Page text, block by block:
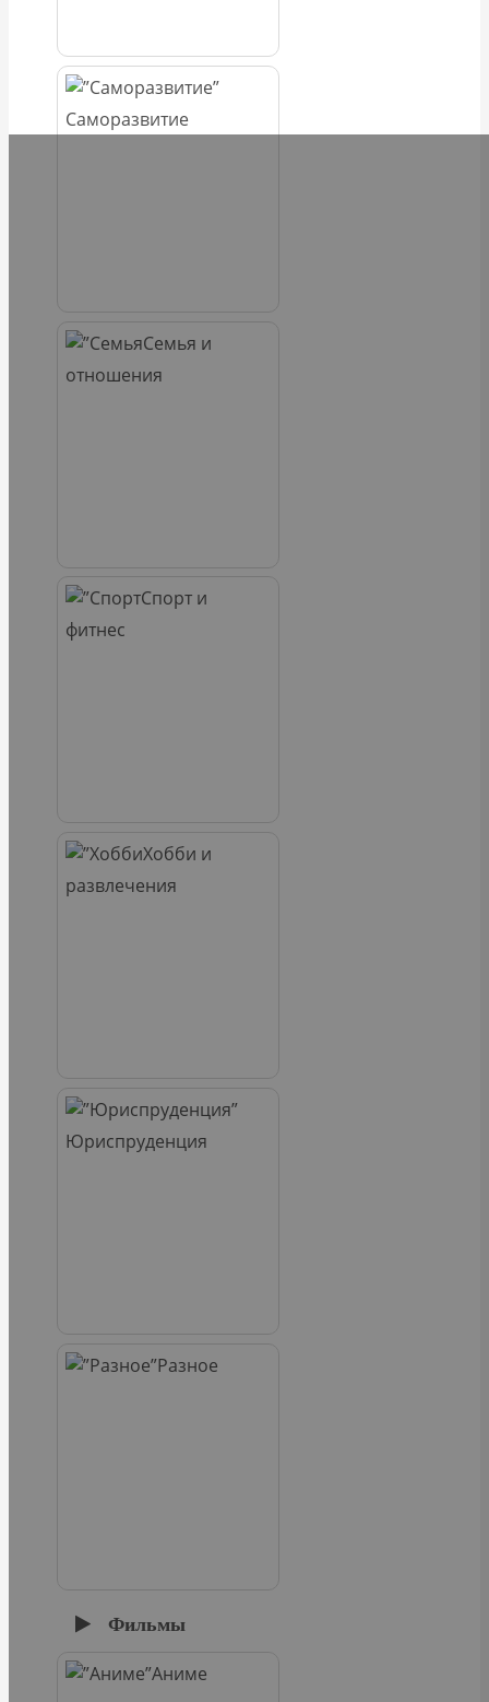
Саморазвитие
Семья и
отношения
Спорт и
фитнес
Хобби и
развлечения
Юриспруденция
Разное
Фильмы
Аниме